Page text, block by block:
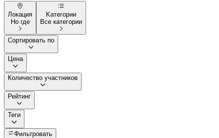
Локация
Но где
Kатегории
Все категории
Сортировать по
Цена
Количество участников
Рейтинг
Теги
Фильтровать